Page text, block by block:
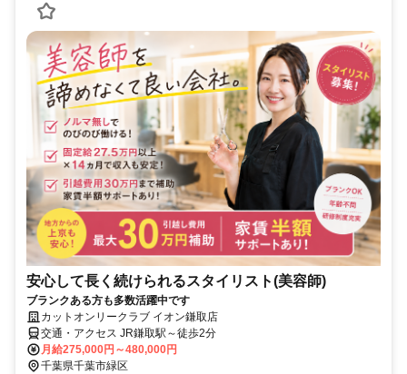
安心して長く続けられるスタイリスト(美容師)
ブランクある方も多数活躍中です
カットオンリークラブ イオン鎌取店
交通・アクセス JR鎌取駅～徒歩2分
月給275,000円～480,000円
千葉県千葉市緑区